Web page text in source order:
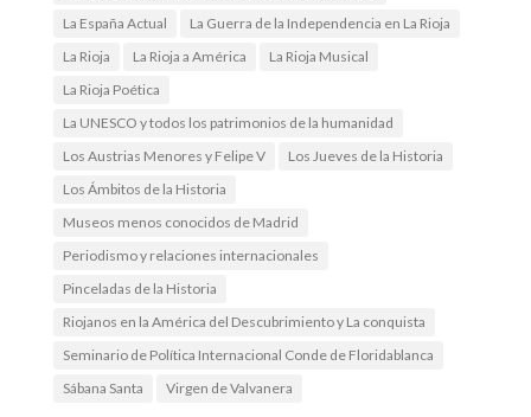
La España Actual
La Guerra de la Independencia en La Rioja
La Rioja
La Rioja a América
La Rioja Musical
La Rioja Poética
La UNESCO y todos los patrimonios de la humanidad
Los Austrias Menores y Felipe V
Los Jueves de la Historia
Los Ámbitos de la Historia
Museos menos conocidos de Madrid
Periodismo y relaciones internacionales
Pinceladas de la Historia
Riojanos en la América del Descubrimiento y La conquista
Seminario de Política Internacional Conde de Floridablanca
Sábana Santa
Virgen de Valvanera